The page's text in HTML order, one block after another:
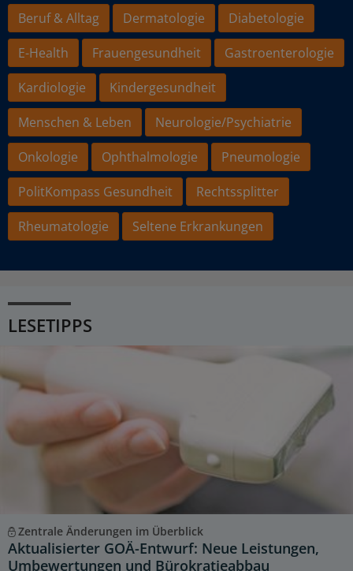
Beruf & Alltag Dermatologie
Diabetologie
E-Health
Frauengesundheit
Gastroenterologie
Kardiologie
Kindergesundheit
Menschen & Leben
Neurologie/Psychiatrie
Onkologie
Ophthalmologie
Pneumologie
PolitKompass Gesundheit
Rechtssplitter
Rheumatologie
Seltene Erkrankungen
LESETIPPS
Zentrale Änderungen im Überblick
Aktualisierter GOÄ-Entwurf: Neue Leistungen,
Umbewertungen und Bürokratieabbau